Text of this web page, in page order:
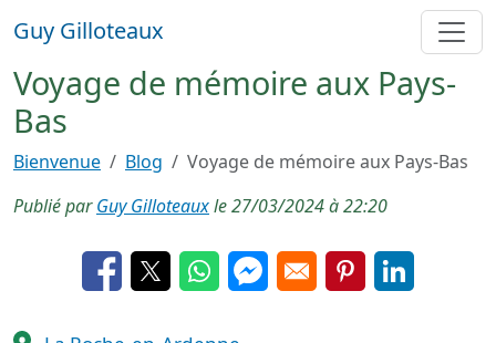
Guy Gilloteaux
Voyage de mémoire aux Pays-
Bas
Bienvenue Blog
Voyage de mémoire aux Pays-Bas
Publié parGuy Gilloteauxle27/03/2024 à 22:20
Opens in a new window
Opens in a new window
Opens in a new window
Opens in a new window
Opens in a new
Opens in a